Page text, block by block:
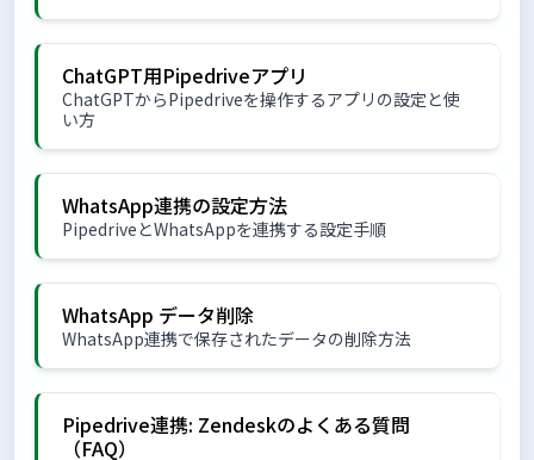
ChatGPT用Pipedriveアプリ
ChatGPTからPipedriveを操作するアプリの設定と使
い方
WhatsApp連携の設定方法
PipedriveとWhatsAppを連携する設定手順
WhatsApp データ削除
WhatsApp連携で保存されたデータの削除方法
Pipedrive連携: Zendeskのよくある質問
（FAQ）